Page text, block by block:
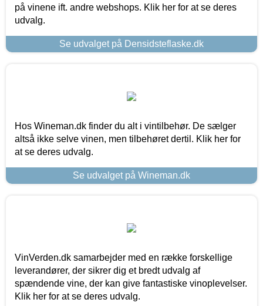
på vinene ift. andre webshops. Klik her for at se deres
udvalg.
Se udvalget på Densidsteflaske.dk
Hos Wineman.dk finder du alt i vintilbehør. De sælger
altså ikke selve vinen, men tilbehøret dertil. Klik her for
at se deres udvalg.
Se udvalget på Wineman.dk
VinVerden.dk samarbejder med en række forskellige
leverandører, der sikrer dig et bredt udvalg af
spændende vine, der kan give fantastiske vinoplevelser.
Klik her for at se deres udvalg.